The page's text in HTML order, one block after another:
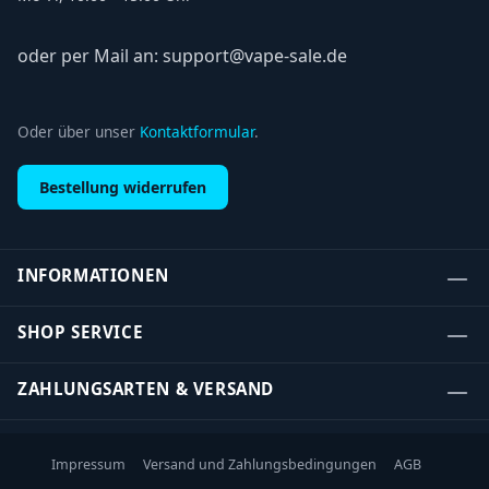
oder per Mail an: support@vape-sale.de
Oder über unser Kontaktformular.
Bestellung widerrufen
INFORMATIONEN
SHOP SERVICE
ZAHLUNGSARTEN & VERSAND
Impressum Versand und Zahlungsbedingungen
AGB